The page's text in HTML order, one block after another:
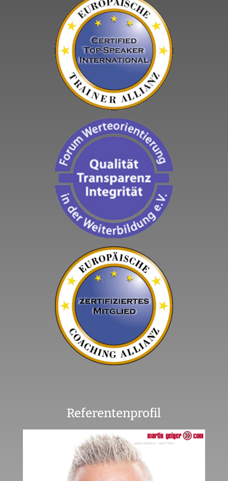
Referentenprofil